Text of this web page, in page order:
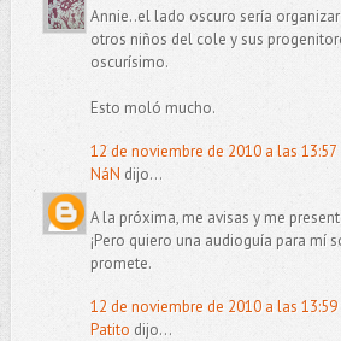
Annie..el lado oscuro sería
otros niños del cole y sus
oscurísimo.
Esto moló mucho.
12 de noviembre de 2010 a las 13:57
NáN dijo...
A la próxima, me avisas y me
¡Pero quiero una audioguía para mí
promete.
12 de noviembre de 2010 a las 13:59
Patito dijo...